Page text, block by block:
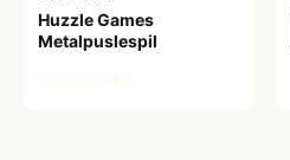
Huzzle Games
Metalpuslespil